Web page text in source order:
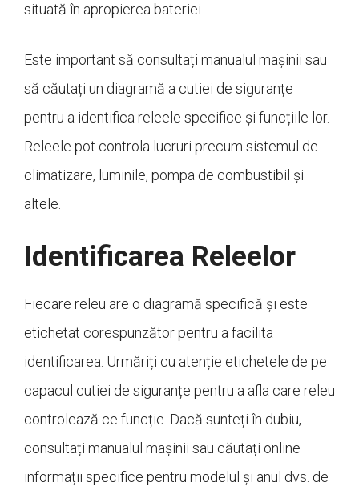
situată în apropierea bateriei.
Este important să consultați manualul mașinii sau
să căutați un diagramă a cutiei de siguranțe
pentru a identifica releele specifice și funcțiile lor.
Releele pot controla lucruri precum sistemul de
climatizare, luminile, pompa de combustibil și
altele.
Identificarea Releelor
Fiecare releu are o diagramă specifică și este
etichetat corespunzător pentru a facilita
identificarea. Urmăriți cu atenție etichetele de pe
capacul cutiei de siguranțe pentru a afla care releu
controlează ce funcție. Dacă sunteți în dubiu,
consultați manualul mașinii sau căutați online
informații specifice pentru modelul și anul dvs. de